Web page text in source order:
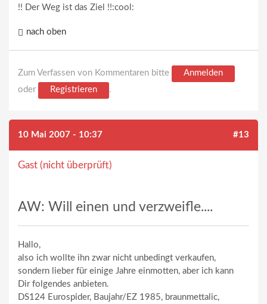
!! Der Weg ist das Ziel !!:cool:
nach oben
Zum Verfassen von Kommentaren bitte
Anmelden
oder
Registrieren .
10 Mai 2007 - 10:37 #13
Gast (nicht überprüft)
AW: Will einen und verzweifle....
Hallo,
also ich wollte ihn zwar nicht unbedingt verkaufen,
sondern lieber für einige Jahre einmotten, aber ich kann
Dir folgendes anbieten.
DS124 Eurospider, Baujahr/EZ 1985, braunmettalic,